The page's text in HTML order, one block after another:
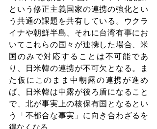
という修正主義国家の連携の強化とい
う共通の課題を共有している。ウクラ
イナや朝鮮半島、それに台湾有事にお
いてこれらの国々が連携した場合、米
国のみで対応することは不可能であ
り、日米韓の連携が不可欠となる。ま
た仮にこのまま中朝露の連携が進め
ば、日米韓は中露が後ろ盾になること
で、北が事実上の核保有国となるとい
う「不都合な事実」に向き合わざるを